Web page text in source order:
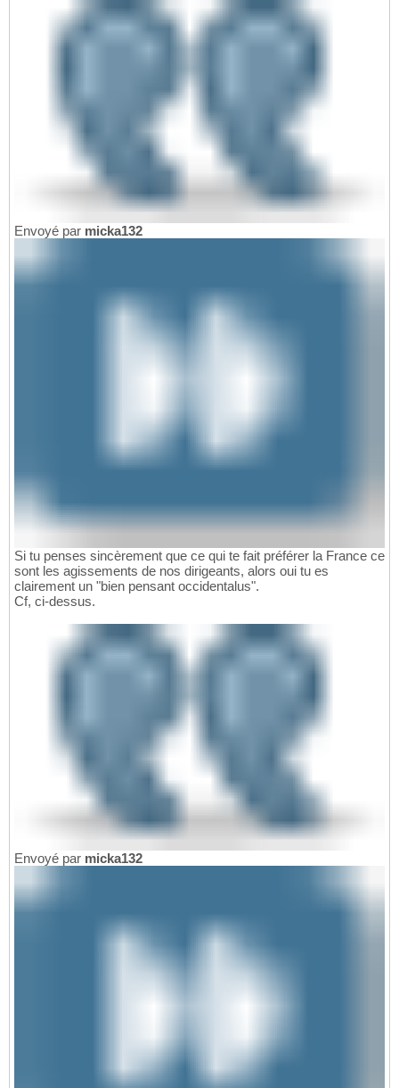
Envoyé par micka132
Si tu penses sincèrement que ce qui te fait préférer la France ce
sont les agissements de nos dirigeants, alors oui tu es
clairement un "bien pensant occidentalus".
Cf, ci-dessus.
Envoyé par micka132